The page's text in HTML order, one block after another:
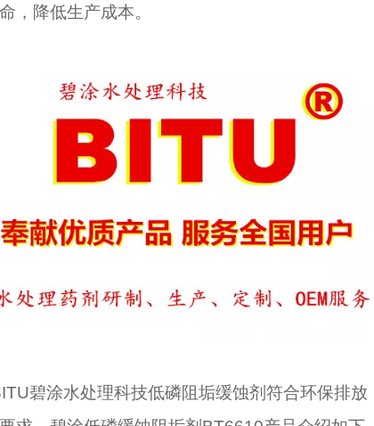
，降低生产成本。
碧涂水处理科技低磷阻垢缓蚀剂符合环保排放